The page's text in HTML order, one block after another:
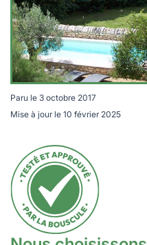
Paru le 3 octobre 2017
Mise à jour le 10 février 2025